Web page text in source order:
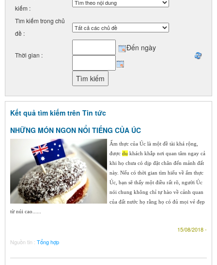
kiếm :
Tìm kiếm trong chủ
đề :
Thời gian :
Đến ngày
Kết quả tìm kiếm trên Tin tức
NHỮNG MÓN NGON NỔI TIẾNG CỦA ÚC
Ẩm thực của Úc là một đề tài khá rộng,
được du khách khắp nơi quan tâm ngay cả
khi họ chưa có dịp đặt chân đến mảnh đất
này. Nếu có thời gian tìm hiểu về ẩm thực
Úc, bạn sẽ thấy một điều rất rõ, người Úc
nói chung không chỉ tự hào về cảnh quan
của đất nước họ rằng họ có đủ mọi vẻ đẹp
từ núi cao......
15/08/2018 -
Nguồn tin : Tổng hợp